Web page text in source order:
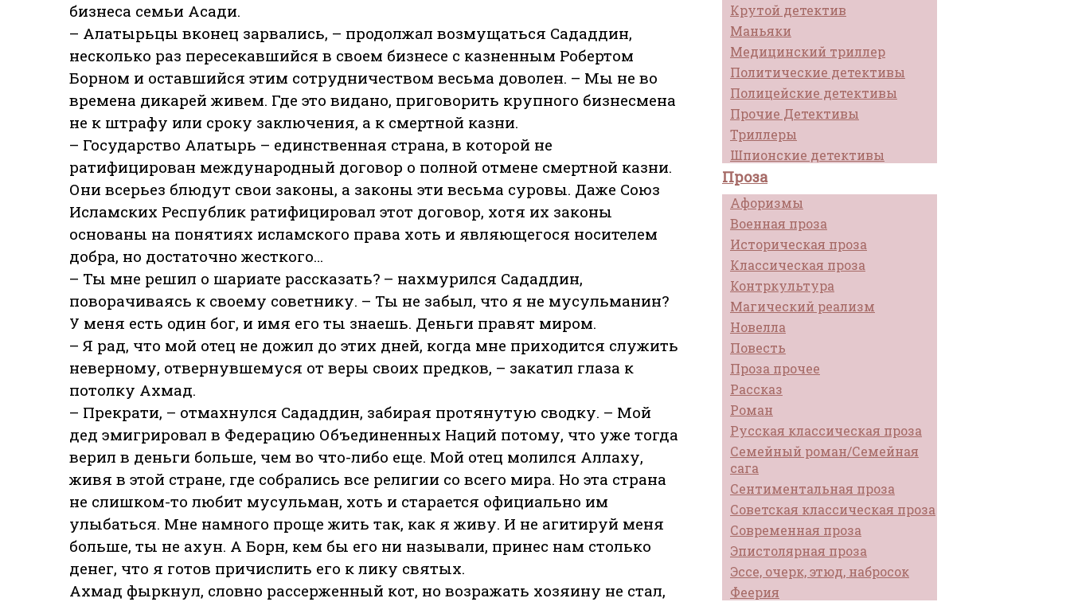
Крутой детектив
Маньяки
Медицинский триллер
Политические детективы
Полицейские детективы
Прочие Детективы
Триллеры
Шпионские детективы
Проза
Афоризмы
Военная проза
Историческая проза
Классическая проза
Контркультура
Магический реализм
Новелла
Повесть
Проза прочее
Рассказ
Роман
Русская классическая проза
Семейный роман/Семейная
сага
Сентиментальная проза
Советская классическая проза
Современная проза
Эпистолярная проза
Эссе, очерк, этюд, набросок
Феерия
бизнеса семьи Асади.
– Алатырьцы вконец зарвались, – продолжал возмущаться Сададдин,
несколько раз пересекавшийся в своем бизнесе с казненным Робертом
Борном и оставшийся этим сотрудничеством весьма доволен. – Мы не во
времена дикарей живем. Где это видано, приговорить крупного бизнесмена
не к штрафу или сроку заключения, а к смертной казни.
– Государство Алатырь – единственная страна, в которой не
ратифицирован международный договор о полной отмене смертной казни.
Они всерьез блюдут свои законы, а законы эти весьма суровы. Даже Союз
Исламских Республик ратифицировал этот договор, хотя их законы
основаны на понятиях исламского права хоть и являющегося носителем
добра, но достаточно жесткого…
– Ты мне решил о шариате рассказать? – нахмурился Сададдин,
поворачиваясь к своему советнику. – Ты не забыл, что я не мусульманин?
У меня есть один бог, и имя его ты знаешь. Деньги правят миром.
– Я рад, что мой отец не дожил до этих дней, когда мне приходится служить
неверному, отвернувшемуся от веры своих предков, – закатил глаза к
потолку Ахмад.
– Прекрати, – отмахнулся Сададдин, забирая протянутую сводку. – Мой
дед эмигрировал в Федерацию Объединенных Наций потому, что уже тогда
верил в деньги больше, чем во что-либо еще. Мой отец молился Аллаху,
живя в этой стране, где собрались все религии со всего мира. Но эта страна
не слишком-то любит мусульман, хоть и старается официально им
улыбаться. Мне намного проще жить так, как я живу. И не агитируй меня
больше, ты не ахун. А Борн, кем бы его ни называли, принес нам столько
денег, что я готов причислить его к лику святых.
Ахмад фыркнул, словно рассерженный кот, но возражать хозяину не стал,